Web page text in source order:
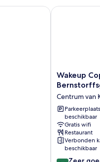
Wakeup
Copenhagen
Centrum
van
Kopenhagen
Wakeup
Centrum van
beschikbaar
Gratis wifi
Restaurant
Verbonden
beschikbaar
8.2
Wakeup